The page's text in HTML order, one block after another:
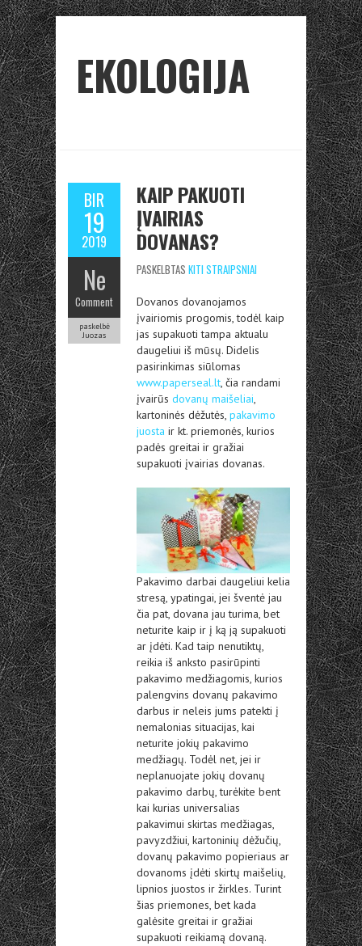
EKOLOGIJA
BIR
19
2019
Ne
Comment
paskelbė
Juozas
KAIP PAKUOTI
ĮVAIRIAS
DOVANAS?
PASKELBTAS KITI STRAIPSNIAI
Dovanos dovanojamos
įvairiomis progomis, todėl kaip
jas supakuoti tampa aktualu
daugeliui iš mūsų. Didelis
pasirinkimas siūlomas
www.paperseal.lt, čia randami
įvairūs dovanų maišeliai,
kartoninės dėžutės, pakavimo
juosta ir kt. priemonės, kurios
padės greitai ir gražiai
supakuoti įvairias dovanas.
Pakavimo darbai daugeliui kelia
stresą, ypatingai, jei šventė jau
čia pat, dovana jau turima, bet
neturite kaip ir į ką ją supakuoti
ar įdėti. Kad taip nenutiktų,
reikia iš anksto pasirūpinti
pakavimo medžiagomis, kurios
palengvins dovanų pakavimo
darbus ir neleis jums patekti į
nemalonias situacijas, kai
neturite jokių pakavimo
medžiagų. Todėl net, jei ir
neplanuojate jokių dovanų
pakavimo darbų, turėkite bent
kai kurias universalias
pakavimui skirtas medžiagas,
pavyzdžiui, kartoninių dėžučių,
dovanų pakavimo popieriaus ar
dovanoms įdėti skirtų maišelių,
lipnios juostos ir žirkles. Turint
šias priemones, bet kada
galėsite greitai ir gražiai
supakuoti reikiamą dovaną.